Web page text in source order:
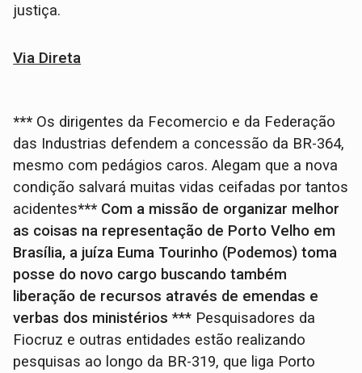
justiça.
Via Direta
*** Os dirigentes da Fecomercio e da Federação
das Industrias defendem a concessão da BR-364,
mesmo com pedágios caros. Alegam que a nova
condição salvará muitas vidas ceifadas por tantos
acidentes*** Com a missão de organizar melhor
as coisas na representação de Porto Velho em
Brasília, a juíza Euma Tourinho (Podemos) toma
posse do novo cargo buscando também
liberação de recursos através de emendas e
verbas dos ministérios*** Pesquisadores da
Fiocruz e outras entidades estão realizando
pesquisas ao longo da BR-319, que liga Porto